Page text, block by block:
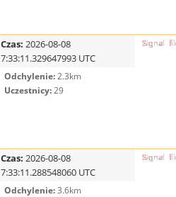
Czas: 2026-08-08
7:33:11.329647993 UTC
Odchylenie:2.3km
Uczestnicy:29
Czas: 2026-08-08
7:33:11.288548060 UTC
Odchylenie:3.6km